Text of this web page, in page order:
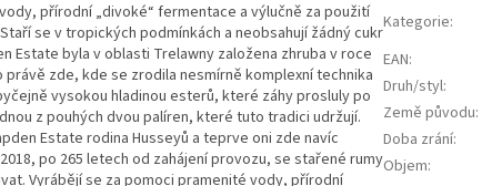
přírodní „divoké“ fermentace a výlučně za použití
se v tropických podmínkách a neobsahují žádný cukr
Estate byla v oblasti Trelawny založena zhruba v roce
právě zde, kde se zrodila nesmírně komplexní technika
vysokou hladinou esterů, které záhy prosluly po
z pouhých dvou palíren, které tuto tradici udržují.
Estate rodina Husseyů a teprve oni zde navíc
po 265 letech od zahájení provozu, se stařené rumy
Vyrábějí se za pomoci pramenité vody, přírodní
Kategorie:
EAN:
Druh/styl:
Země původu:
Doba zrání:
Objem: